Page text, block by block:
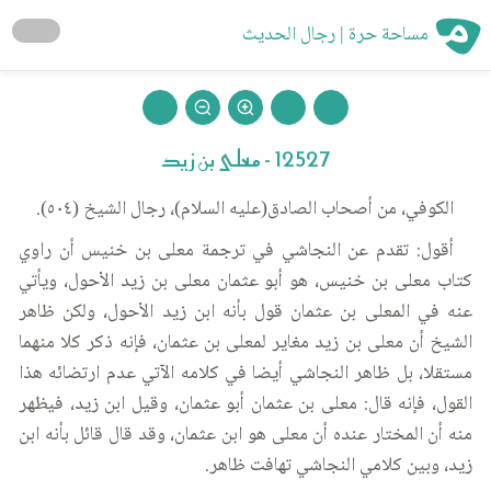
مساحة حرة | رجال الحديث
12527 - معلى بن زيد
الكوفي، من أصحاب الصادق(عليه السلام)، رجال الشيخ (٥٠٤).
أقول: تقدم عن النجاشي في ترجمة معلى بن خنيس أن راوي
كتاب معلى بن خنيس، هو أبو عثمان معلى بن زيد الأحول، ويأتي
عنه في المعلى بن عثمان قول بأنه ابن زيد الأحول، ولكن ظاهر
الشيخ أن معلى بن زيد مغاير لمعلى بن عثمان، فإنه ذكر كلا منهما
مستقلا، بل ظاهر النجاشي أيضا في كلامه الآتي عدم ارتضائه هذا
القول، فإنه قال: معلى بن عثمان أبو عثمان، وقيل ابن زيد، فيظهر
منه أن المختار عنده أن معلى هو ابن عثمان، وقد قال قائل بأنه ابن
زيد، وبين كلامي النجاشي تهافت ظاهر.